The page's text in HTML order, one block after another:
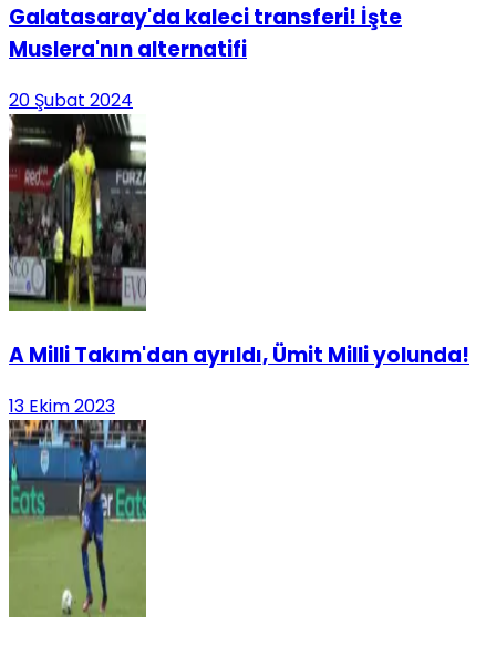
Galatasaray'da kaleci transferi! İşte
Muslera'nın alternatifi
20 Şubat 2024
A Milli Takım'dan ayrıldı, Ümit Milli yolunda!
13 Ekim 2023